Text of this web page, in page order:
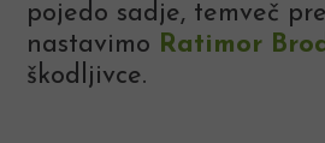
pojedo sadje, temveč
nastavimo Ratimor
škodljivce.